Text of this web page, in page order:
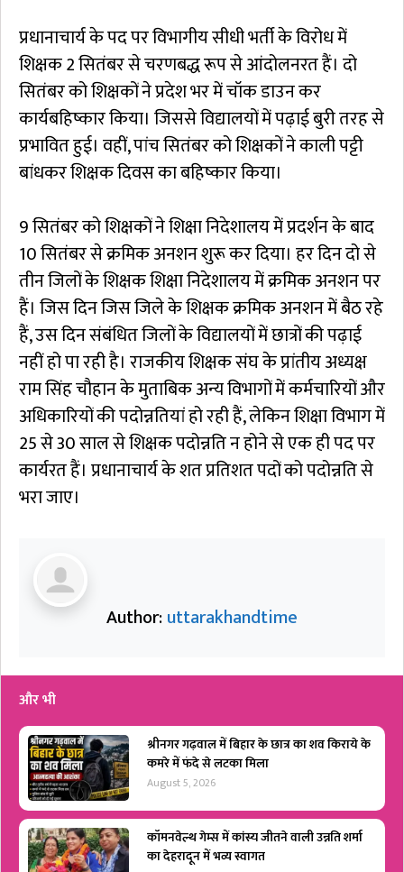
प्रधानाचार्य के पद पर विभागीय सीधी भर्ती के विरोध में
शिक्षक 2 सितंबर से चरणबद्ध रूप से आंदोलनरत हैं। दो
सितंबर को शिक्षकों ने प्रदेश भर में चॉक डाउन कर
कार्यबहिष्कार किया। जिससे विद्यालयों में पढ़ाई बुरी तरह से
प्रभावित हुई। वहीं, पांच सितंबर को शिक्षकों ने काली पट्टी
बांधकर शिक्षक दिवस का बहिष्कार किया।
9 सितंबर को शिक्षकों ने शिक्षा निदेशालय में प्रदर्शन के बाद
10 सितंबर से क्रमिक अनशन शुरू कर दिया। हर दिन दो से
तीन जिलों के शिक्षक शिक्षा निदेशालय में क्रमिक अनशन पर
हैं। जिस दिन जिस जिले के शिक्षक क्रमिक अनशन में बैठ रहे
हैं, उस दिन संबंधित जिलों के विद्यालयों में छात्रों की पढ़ाई
नहीं हो पा रही है। राजकीय शिक्षक संघ के प्रांतीय अध्यक्ष
राम सिंह चौहान के मुताबिक अन्य विभागों में कर्मचारियों और
अधिकारियों की पदोन्नतियां हो रही हैं, लेकिन शिक्षा विभाग में
25 से 30 साल से शिक्षक पदोन्नति न होने से एक ही पद पर
कार्यरत हैं। प्रधानाचार्य के शत प्रतिशत पदों को पदोन्नति से
भरा जाए।
Author:uttarakhandtime
और भी
श्रीनगर गढ़वाल में बिहार के छात्र का शव किराये के
कमरे में फंदे से लटका मिला
August 5, 2026
कॉमनवेल्थ गेम्स में कांस्य जीतने वाली उन्नति शर्मा
का देहरादून में भव्य स्वागत